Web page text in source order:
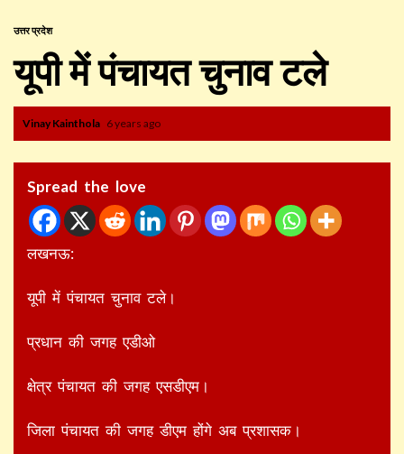
उत्तर प्रदेश
यूपी में पंचायत चुनाव टले
Vinay Kainthola 6 years ago
Spread the love
लखनऊ:
यूपी में पंचायत चुनाव टले।
प्रधान की जगह एडीओ
क्षेत्र पंचायत की जगह एसडीएम।
जिला पंचायत की जगह डीएम होंगे अब प्रशासक।